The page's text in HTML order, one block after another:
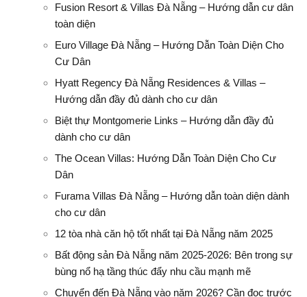
Fusion Resort & Villas Đà Nẵng – Hướng dẫn cư dân
toàn diện
Euro Village Đà Nẵng – Hướng Dẫn Toàn Diện Cho
Cư Dân
Hyatt Regency Đà Nẵng Residences & Villas –
Hướng dẫn đầy đủ dành cho cư dân
Biệt thự Montgomerie Links – Hướng dẫn đầy đủ
dành cho cư dân
The Ocean Villas: Hướng Dẫn Toàn Diện Cho Cư
Dân
Furama Villas Đà Nẵng – Hướng dẫn toàn diện dành
cho cư dân
12 tòa nhà căn hộ tốt nhất tại Đà Nẵng năm 2025
Bất động sản Đà Nẵng năm 2025-2026: Bên trong sự
bùng nổ hạ tầng thúc đẩy nhu cầu mạnh mẽ
Chuyển đến Đà Nẵng vào năm 2026? Cần đọc trước